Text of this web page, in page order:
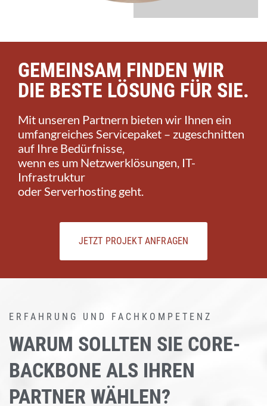
GEMEINSAM FINDEN WIR
DIE BESTE LÖSUNG FÜR SIE.
Mit unseren Partnern bieten wir Ihnen ein
umfangreiches Servicepaket – zugeschnitten
auf Ihre Bedürfnisse,
wenn es um Netzwerklösungen, IT-
Infrastruktur
oder Serverhosting geht.
JETZT PROJEKT ANFRAGEN
ERFAHRUNG UND FACHKOMPETENZ
WARUM SOLLTEN SIE CORE-
BACKBONE ALS IHREN
PARTNER WÄHLEN?